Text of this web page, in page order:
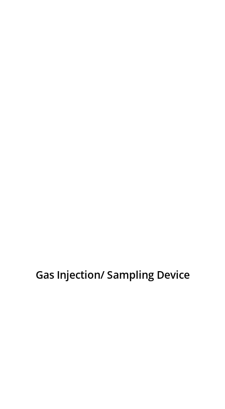
Gas Injection/ Sampling Device